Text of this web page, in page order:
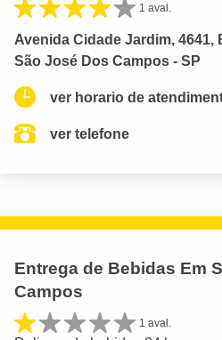
1 aval.
Avenida Cidade Jardim,
São José Dos Campos - SP
ver horario de
ver telefone
Entrega de Bebidas Em
Campos
1 aval.